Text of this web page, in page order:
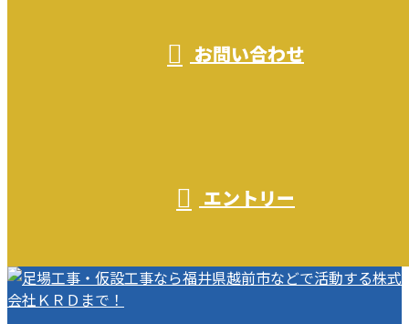
お問い合わせ
エントリー